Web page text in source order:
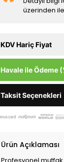
üzerinden
KDV Hariç Fiyat
Havale ile Ödeme
Taksit Seçenekleri
Ürün Açıklaması